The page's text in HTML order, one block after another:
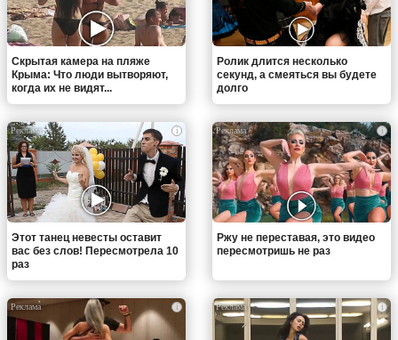
Скрытая камера на пляже
Крыма: Что люди вытворяют,
когда их не видят...
Ролик длится несколько
секунд, а смеяться вы будете
долго
i
Этот танец невесты оставит
вас без слов! Пересмотрела 10
раз
i
Ржу не переставая, это видео
пересмотришь не раз
i i